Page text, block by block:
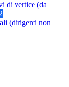
di vertice (da
2
(dirigenti non